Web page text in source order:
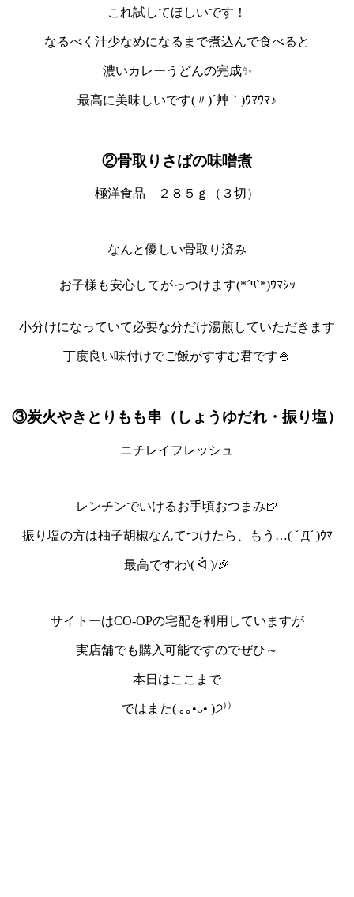
これ試してほしいです！
なるべく汁少なめになるまで煮込んで食べると
濃いカレーうどんの完成✨
最高に美味しいです(〃)´艸｀)ｳﾏｳﾏ♪
②骨取りさばの味噌煮
極洋食品 ２８５ｇ（３切）
なんと優しい骨取り済み
お子様も安心してがっつけます(*´༥`*)ｳﾏｼｯ
小分けになっていて必要な分だけ湯煎していただきます
丁度良い味付けでご飯がすすむ君です🍚
③炭火やきとりもも串（しょうゆだれ・振り塩）
ニチレイフレッシュ
レンチンでいけるお手頃おつまみ🍺
振り塩の方は柚子胡椒なんてつけたら、もう…( ﾟДﾟ)ｳﾏ
最高ですわ\( ᐛ )/🎉
サイトーはCO-OPの宅配を利用していますが
実店舗でも購入可能ですのでぜひ～
本日はここまで
ではまた( ｡｡•ᴗ• )੭⁾⁾